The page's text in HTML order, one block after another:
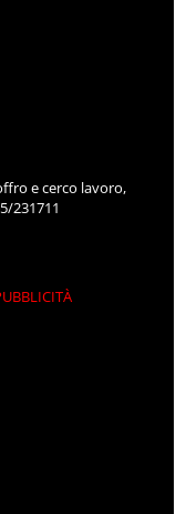
e cerco lavoro,
231711